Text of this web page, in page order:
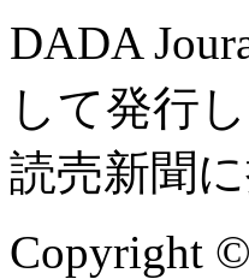
DADA
して発行
読売新聞
Copyright